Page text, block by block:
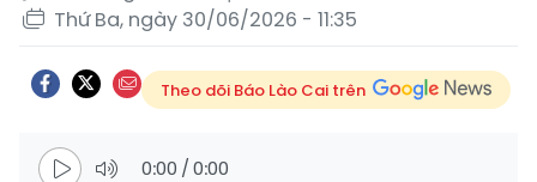
Thứ Ba, ngày 30/06/2026 - 11:35
Theo dõi Báo Lào Cai trên
0:00 /0:00